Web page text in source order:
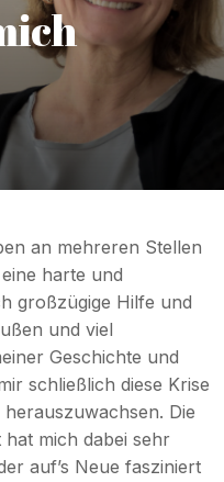
an mehreren Stellen
harte und
großzügige Hilfe und
und viel
Geschichte und
schließlich diese Krise
Die
mich dabei sehr
auf’s Neue fasziniert